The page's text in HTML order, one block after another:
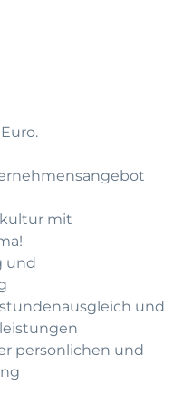
mit
und
und
personlichen und